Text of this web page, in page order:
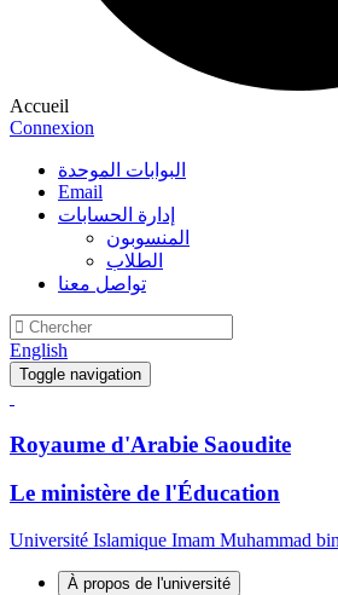
Accueil
Connexion
البوابات الموحدة
Email
إدارة الحسابات
المنسوبون
الطلاب
تواصل معنا
English
Toggle navigation
Royaume d'Arabie Saoudite
Le ministère de l'Éducation
Université Islamique Imam Muhammad
À propos de l'université